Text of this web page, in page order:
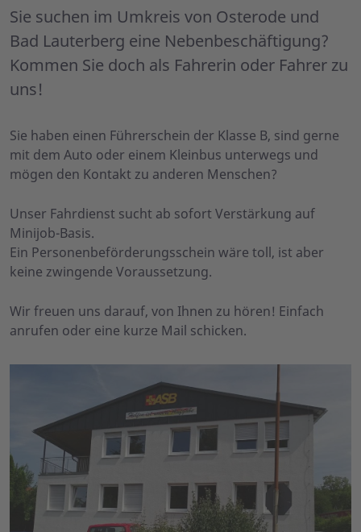
Sie suchen im Umkreis von Osterode und
Bad Lauterberg eine Nebenbeschäftigung?
Kommen Sie doch als Fahrerin oder Fahrer zu
uns!
Sie haben einen Führerschein der Klasse B, sind gerne
mit dem Auto oder einem Kleinbus unterwegs und
mögen den Kontakt zu anderen Menschen?
Unser Fahrdienst sucht ab sofort Verstärkung auf
Minijob-Basis.
Ein Personenbeförderungsschein wäre toll, ist aber
keine zwingende Voraussetzung.
Wir freuen uns darauf, von Ihnen zu hören! Einfach
anrufen oder eine kurze Mail schicken.